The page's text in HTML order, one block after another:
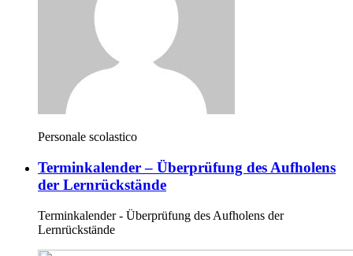
Personale scolastico
Terminkalender – Überprüfung des Aufholens
der Lernrückstände
Terminkalender - Überprüfung des Aufholens der
Lernrückstände